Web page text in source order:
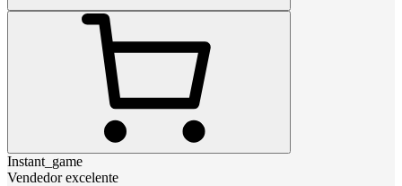
Instant_game
Vendedor excelente